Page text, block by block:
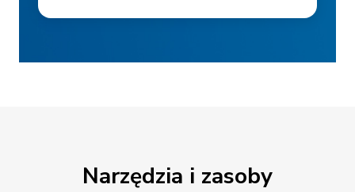
Narzędzia i zasoby